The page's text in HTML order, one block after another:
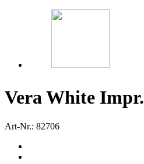
Vera White Impr.
Art-Nr.: 82706